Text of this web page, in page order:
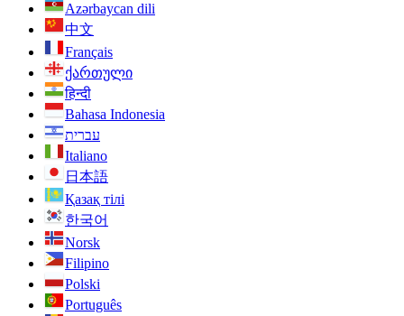
Azərbaycan dili
中文
Français
ქართული
हिन्दी
Bahasa Indonesia
עברית
Italiano
日本語
Қазақ тілі
한국어
Norsk
Filipino
Polski
Português